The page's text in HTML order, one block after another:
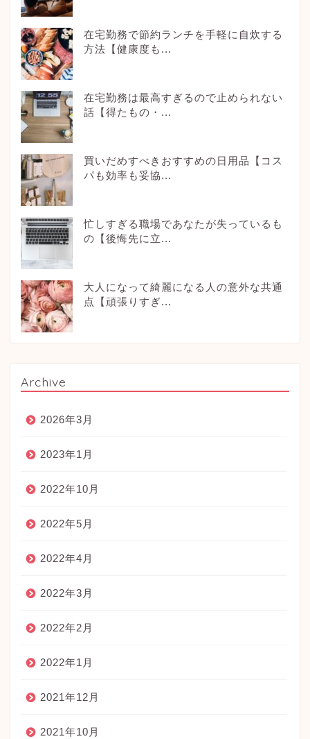
在宅勤務で節約ランチを手軽に自炊する
方法【健康度も...
在宅勤務は最高すぎるので止められない
話【得たもの・...
買いだめすべきおすすめの日用品【コス
パも効率も妥協...
忙しすぎる職場であなたが失っているも
の【後悔先に立...
大人になって綺麗になる人の意外な共通
点【頑張りすぎ...
Archive
2026年3月
2023年1月
2022年10月
2022年5月
2022年4月
2022年3月
2022年2月
2022年1月
2021年12月
2021年10月